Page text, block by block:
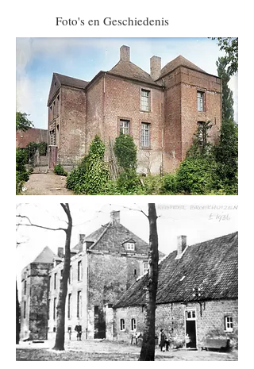
Foto's en Geschiedenis